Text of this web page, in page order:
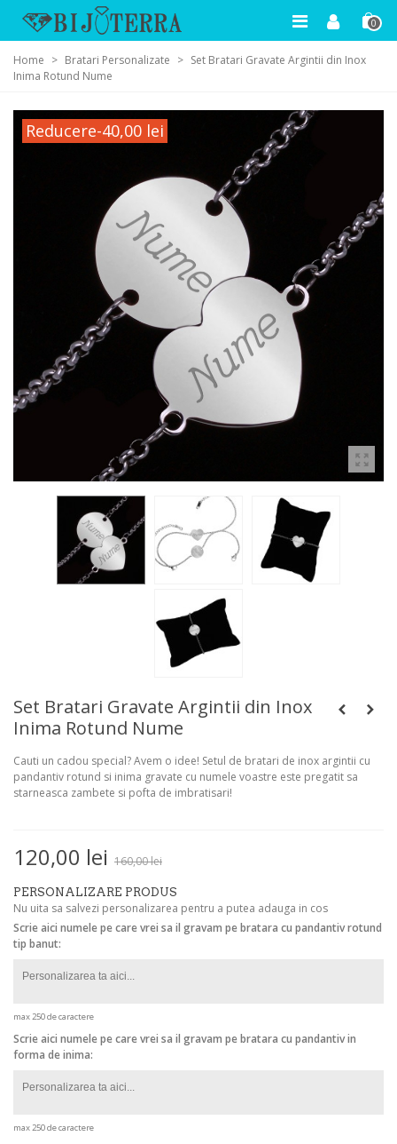
0
Home > Bratari Personalizate > Set Bratari Gravate Argintii din Inox
Inima Rotund Nume
Reducere-40,00 lei
Set Bratari Gravate Argintii din Inox
Inima Rotund Nume
Cauti un cadou special? Avem o idee! Setul de bratari de inox argintii cu
pandantiv rotund si inima gravate cu numele voastre este pregatit sa
starneasca zambete si pofta de imbratisari!
120,00 lei 160,00 lei
PERSONALIZARE PRODUS
Nu uita sa salvezi personalizarea pentru a putea adauga in cos
Scrie aici numele pe care vrei sa il gravam pe bratara cu pandantiv rotund
tip banut:
max 250 de caractere
Scrie aici numele pe care vrei sa il gravam pe bratara cu pandantiv in
forma de inima:
max 250 de caractere